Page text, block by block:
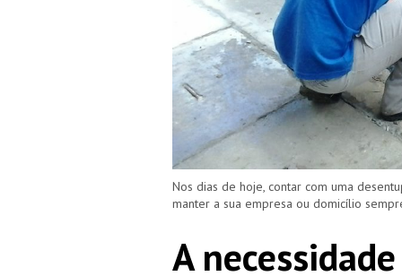
Nos dias de hoje, contar com uma
manter a sua empresa ou domicílio
A